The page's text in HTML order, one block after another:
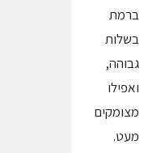
ברמת
בשלות
גבוהה,
ואפילו
מצומקים
מעט.